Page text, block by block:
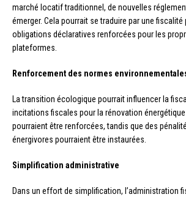
marché locatif traditionnel, de nouvelles
émerger. Cela pourrait se traduire par une
obligations déclaratives renforcées pour les
plateformes.
Renforcement des normes
La transition écologique pourrait influencer la
incitations fiscales pour la rénovation
pourraient être renforcées, tandis que des
énergivores pourraient être instaurées.
Simplification administrative
Dans un effort de simplification, l’administration